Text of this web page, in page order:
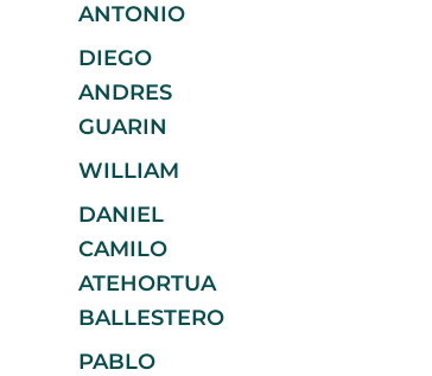
ANTONIO
DIEGO
ANDRES
GUARIN
WILLIAM
DANIEL
CAMILO
ATEHORTUA
BALLESTERO
PABLO